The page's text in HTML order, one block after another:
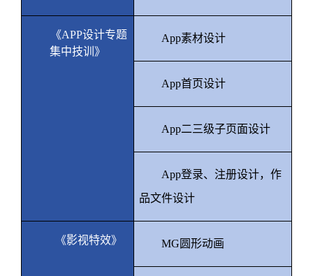
《APP设计专题
集中技训》
App素材设计
App首页设计
App二三级子页面设计
App登录、注册设计，作
品文件设计
《影视特效》 MG 圆形动画